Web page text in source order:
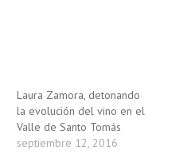
Laura Zamora, detonando
la evolución del vino en el
Valle de Santo Tomás
septiembre 12, 2016